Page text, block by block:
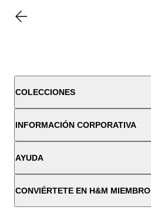
COLECCIONES
INFORMACIÓN CORPORATIVA
AYUDA
CONVIÉRTETE EN H&M MIEMBRO